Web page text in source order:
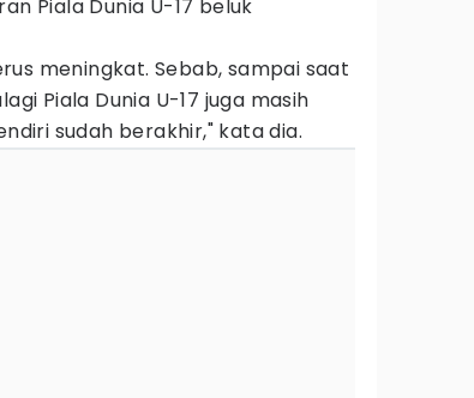
Piala Dunia U-17 beluk
meningkat. Sebab, sampai saat
Piala Dunia U-17 juga masih
sudah berakhir," kata dia.